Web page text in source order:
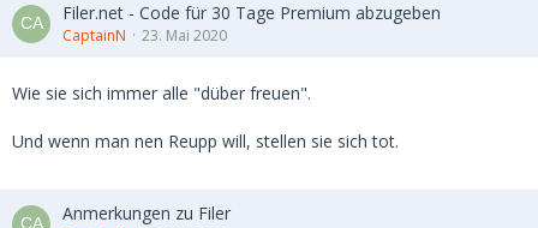
Filer.net - Code für 30 Tage Premium abzugeben
CaptainN 23. Mai 2020
Wie sie sich immer alle "düber freuen".
Und wenn man nen Reupp will, stellen sie sich tot.
Anmerkungen zu Filer